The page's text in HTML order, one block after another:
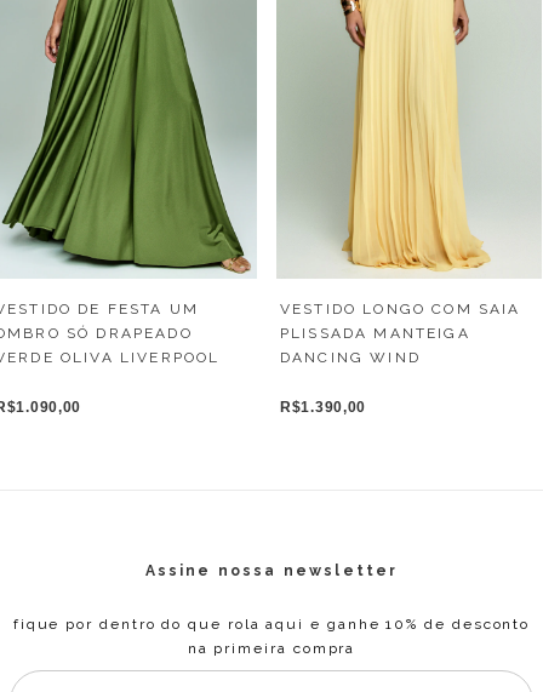
DE FESTA UM
SÓ DRAPEADO
OLIVA LIVERPOOL
VESTIDO LONGO COM SAIA
PLISSADA MANTEIGA
DANCING WIND
R$1.390,00
Assine nossa newsletter
fique por dentro do que rola aqui e ganhe 10% de desconto
na primeira compra